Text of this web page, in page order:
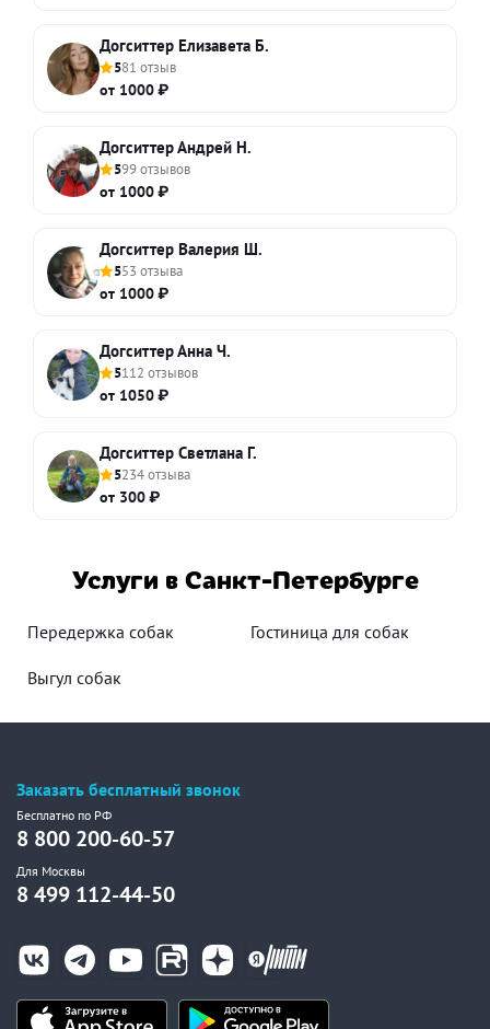
Догситтер Елизавета Б.
581 отзыв
от 1000 ₽
Догситтер Андрей Н.
599 отзывов
от 1000 ₽
Догситтер Валерия Ш.
553 отзыва
от 1000 ₽
Догситтер Анна Ч.
5112 отзывов
от 1050 ₽
Догситтер Светлана Г.
5234 отзыва
от 300 ₽
Услуги в Санкт-Петербурге
Передержка собак Гостиница для собак
Выгул собак
Заказать бесплатный звонок
Бесплатно по РФ
8 800 200-60-57
Для Москвы
8 499 112-44-50